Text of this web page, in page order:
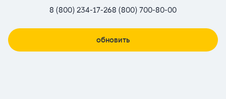
8 (800) 234-17-268 (800) 700-80-00
обновить